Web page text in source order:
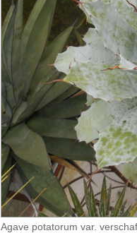
Agave potatorum var.